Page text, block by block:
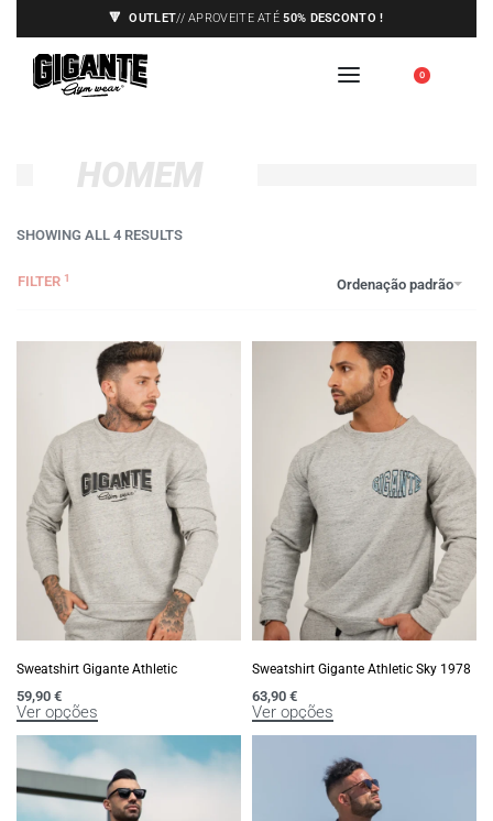
🔻OUTLET// APROVEITE ATÉ50% DESCONTO !
🇪🇺ENVIOS APENAS PARA A EUROPA, 0
HOMEM
SHOWING ALL 4 RESULTS
Ordenação padrão
FILTER
Sweatshirt Gigante Athletic
59,90 €
Ver opções
Sweatshirt Gigante Athletic Sky 1978
63,90 €
Ver opções